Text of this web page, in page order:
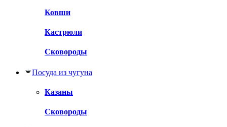
Ковши
Кастрюли
Сковороды
Посуда из чугуна
Казаны
Сковороды